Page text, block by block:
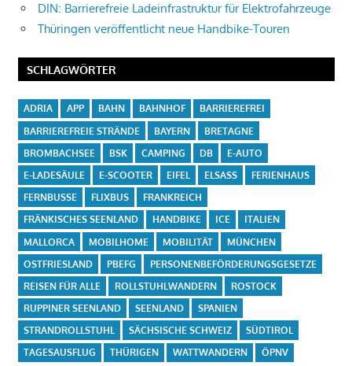
DIN: Barrierefreie Ladeinfrastruktur für Elektrofahrzeuge
Thüringen veröffentlicht neue Handbike-Touren
SCHLAGWÖRTER
ADRIA APP BAHN BAHNHOF
BARRIEREFREI
BARRIEREFREIE STRÄNDE
BAYERN
BRETAGNE
BROMBACHSEE
BSK CAMPING DB
E-AUTO
E-LADESÄULE
E-SCOOTER EIFEL ELSASS
FERIENHAUS
FERNBUSSE
FLIXBUS
FRANKREICH
FRÄNKISCHES SEENLAND
HANDBIKE ICE
ITALIEN
MALLORCA
MOBILHOME MOBILITÄT
MÜNCHEN
OSTFRIESLAND
PBEFG
PERSONENBEFÖRDERUNGSGESETZE
REISEN FÜR ALLE
ROLLSTUHLWANDERN
ROSTOCK
RUPPINER SEENLAND
SEENLAND
SPANIEN
STRANDROLLSTUHL
SÄCHSISCHE SCHWEIZ
SÜDTIROL
TAGESAUSFLUG
THÜRIGEN WATTWANDERN ÖPNV